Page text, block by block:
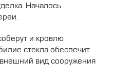
Началось
и кровлю
стекла обеспечит
внешний вид сооружения